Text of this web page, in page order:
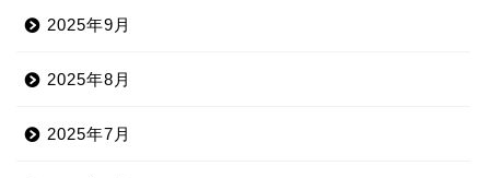
2025年9月
2025年8月
2025年7月